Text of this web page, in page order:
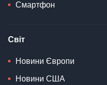
Смартфон
Світ
Новини Європи
Новини США